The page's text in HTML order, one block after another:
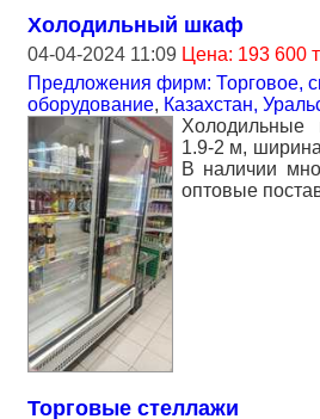
Холодильный шкаф
04-04-2024 11:09 Цена: 193 600
Предложения фирм: Торговое,
оборудование, Казахстан,
1.9-2 м,
В наличии
оптовые
Торговые стеллажи